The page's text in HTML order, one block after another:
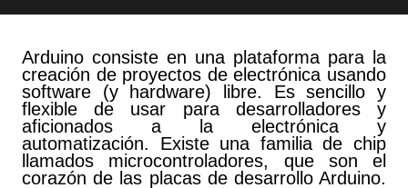
Arduino consiste en una plataforma para la
creación de proyectos de electrónica usando
software (y hardware) libre. Es sencillo y
flexible de usar para desarrolladores y
aficionados a la electrónica y
automatización. Existe una familia de chip
llamados microcontroladores, que son el
corazón de las placas de desarrollo Arduino.